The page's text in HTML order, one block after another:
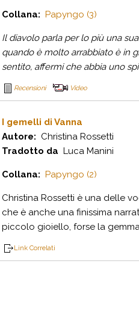
Collana: Papyngo (3)
Il diavolo parla per lo più una
quando è molto arrabbiato è in
sentito, affermi che abbia uno
Recensioni Video
I gemelli di Vanna
Autore: Christina Rossetti
Tradotto da Luca Manini
Collana: Papyngo (2)
Christina Rossetti è una delle
che è anche una finissima
piccolo gioiello, forse la gemma
Link Correlati